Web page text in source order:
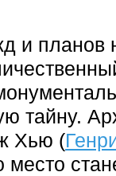
и планов
тайну.
Хью (